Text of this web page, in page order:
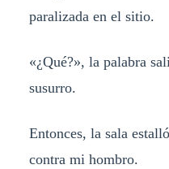
paralizada en el sitio.
«¿Qué?», la palabra
susurro.
Entonces, la sala
contra mi hombro.